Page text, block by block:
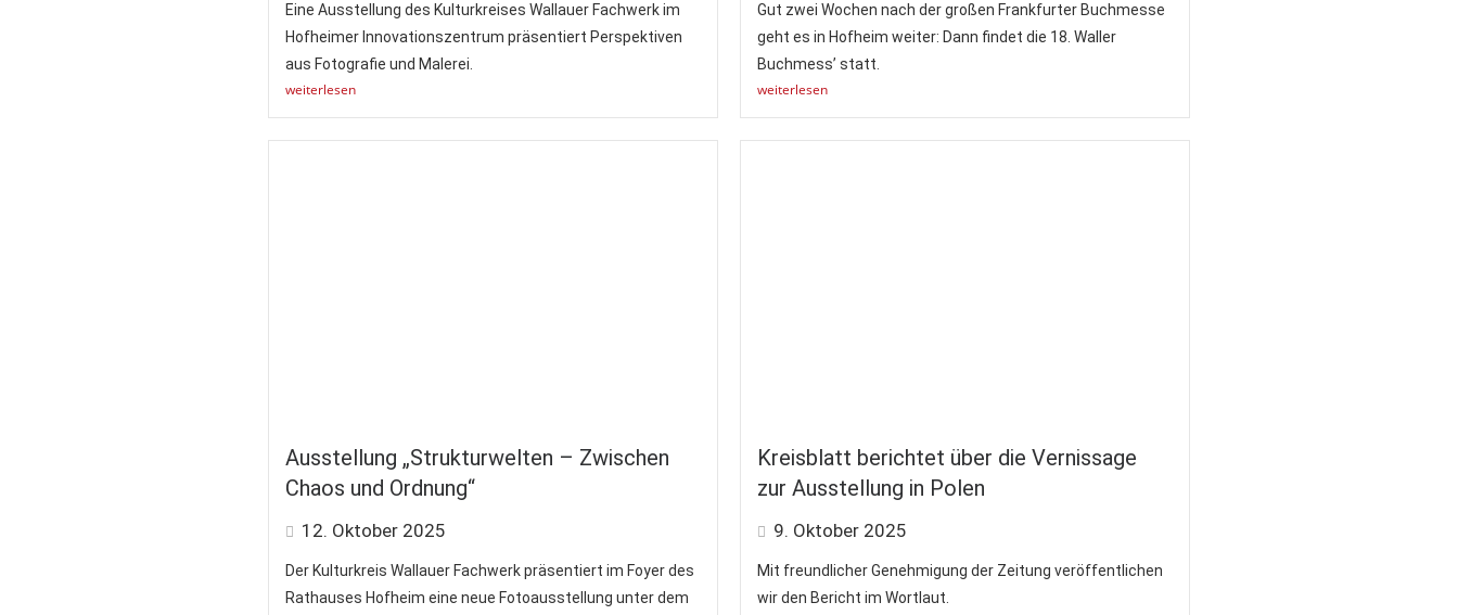
Eine Ausstellung des Kulturkreises Wallauer Fachwerk im
Hofheimer Innovationszentrum präsentiert Perspektiven
aus Fotografie und Malerei.
weiterlesen
Gut zwei Wochen nach der großen Frankfurter Buchmesse
geht es in Hofheim weiter: Dann findet die 18. Waller
Buchmess’ statt.
weiterlesen
Ausstellung „Strukturwelten – Zwischen
Chaos und Ordnung“
12. Oktober 2025
Der Kulturkreis Wallauer Fachwerk präsentiert im Foyer des
Rathauses Hofheim eine neue Fotoausstellung unter dem
Kreisblatt berichtet über die Vernissage
zur Ausstellung in Polen
9. Oktober 2025
Mit freundlicher Genehmigung der Zeitung veröffentlichen
wir den Bericht im Wortlaut.